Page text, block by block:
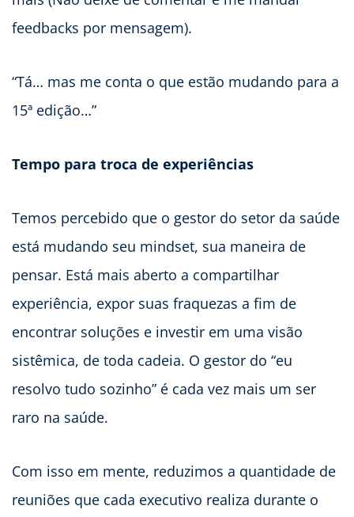
feedbacks por mensagem).
“Tá… mas me conta o que estão mudando para a
15ª edição…”
Tempo para troca de experiências
Temos percebido que o gestor do setor da saúde
está mudando seu mindset, sua maneira de
pensar. Está mais aberto a compartilhar
experiência, expor suas fraquezas a fim de
encontrar soluções e investir em uma visão
sistêmica, de toda cadeia. O gestor do “eu
resolvo tudo sozinho” é cada vez mais um ser
raro na saúde.
Com isso em mente, reduzimos a quantidade de
reuniões que cada executivo realiza durante o